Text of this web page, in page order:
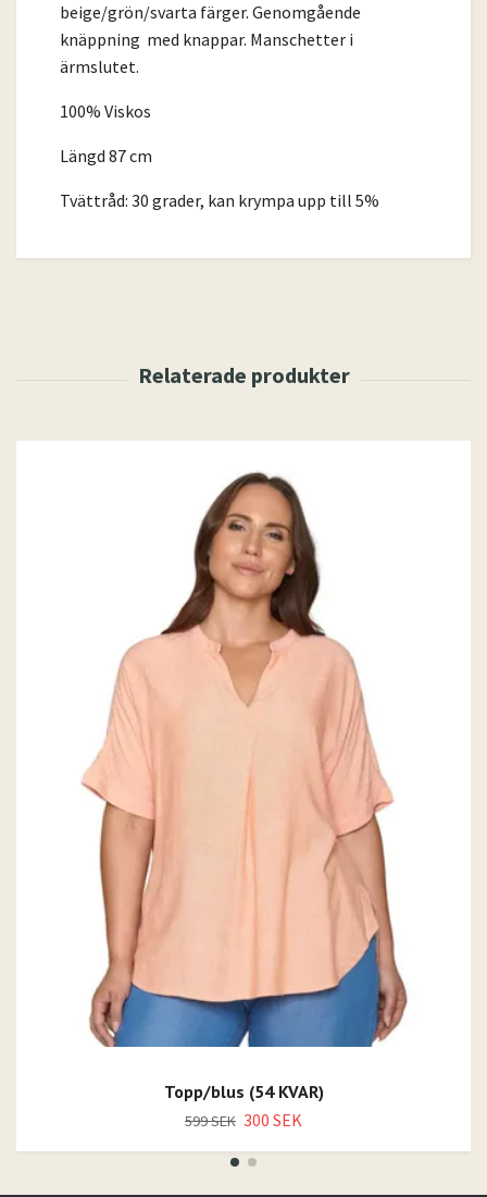
beige/grön/svarta färger. Genomgående
knäppning med knappar. Manschetter i
ärmslutet.
100% Viskos
Längd 87 cm
Tvättråd: 30 grader, kan krympa upp till 5%
Topp/blus (54 KVAR)
599 SEK 300 SEK